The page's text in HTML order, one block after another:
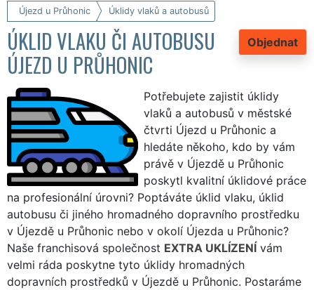
Újezd u Průhonic Úklidy vlaků a autobusů
Objednat
ÚKLID VLAKU ČI AUTOBUSU
ÚJEZD U PRŮHONIC
Potřebujete zajistit úklidy
vlaků a autobusů v městské
čtvrti Újezd u Průhonic a
hledáte někoho, kdo by vám
právě v Újezdě u Průhonic
poskytl kvalitní úklidové práce
na profesionální úrovni? Poptáváte úklid vlaku, úklid
autobusu či jiného hromadného dopravního prostředku
v Újezdě u Průhonic nebo v okolí Újezda u Průhonic?
Naše franchisová společnost EXTRA UKLÍZENÍ vám
velmi ráda poskytne tyto úklidy hromadných
dopravních prostředků v Újezdě u Průhonic. Postaráme